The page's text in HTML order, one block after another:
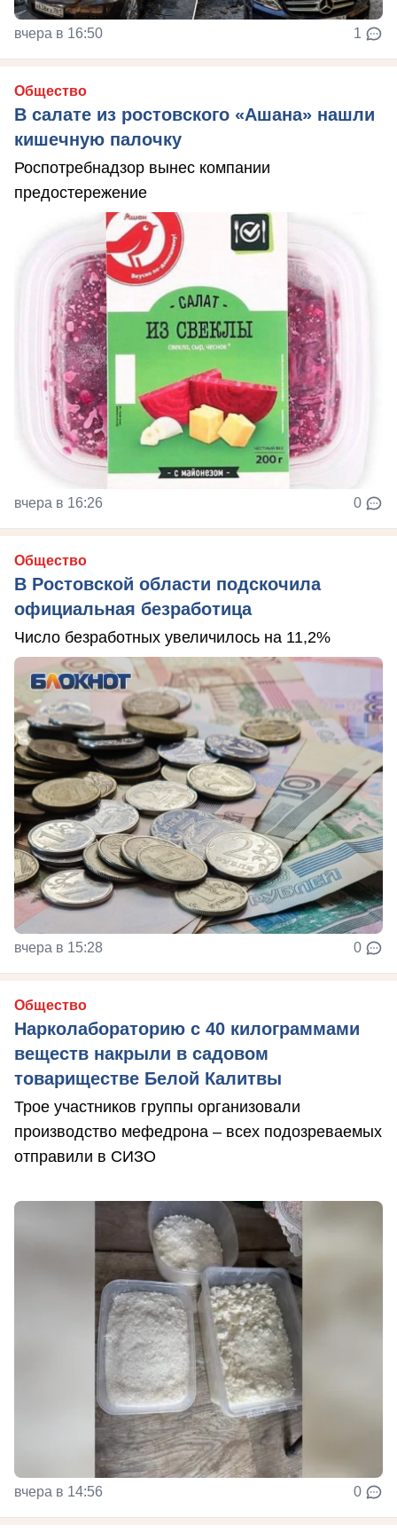
вчера в 16:50 1
Общество
В салате из ростовского «Ашана» нашли
кишечную палочку
Роспотребнадзор вынес компании
предостережение
вчера в 16:26 0
Общество
В Ростовской области подскочила
официальная безработица
Число безработных увеличилось на 11,2%
вчера в 15:28 0
Общество
Нарколабораторию с 40 килограммами
веществ накрыли в садовом
товариществе Белой Калитвы
Трое участников группы организовали
производство мефедрона – всех подозреваемых
отправили в СИЗО
вчера в 14:56 0